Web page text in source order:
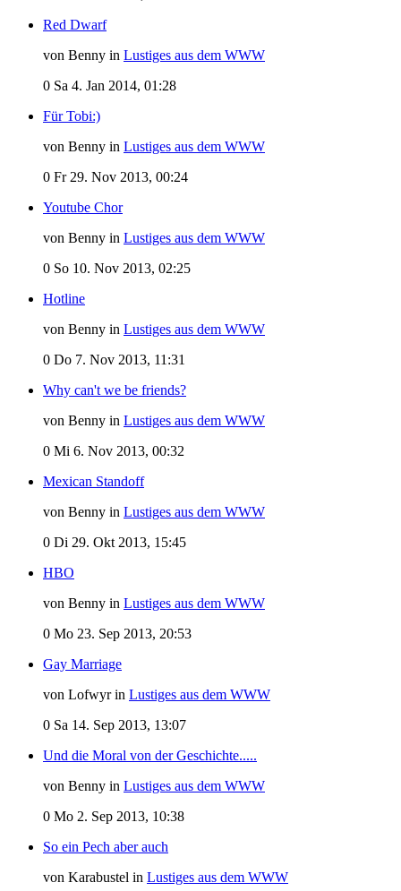
Red Dwarf
von Benny in Lustiges aus dem WWW
0 Sa 4. Jan 2014, 01:28
Für Tobi:)
von Benny in Lustiges aus dem WWW
0 Fr 29. Nov 2013, 00:24
Youtube Chor
von Benny in Lustiges aus dem WWW
0 So 10. Nov 2013, 02:25
Hotline
von Benny in Lustiges aus dem WWW
0 Do 7. Nov 2013, 11:31
Why can't we be friends?
von Benny in Lustiges aus dem WWW
0 Mi 6. Nov 2013, 00:32
Mexican Standoff
von Benny in Lustiges aus dem WWW
0 Di 29. Okt 2013, 15:45
HBO
von Benny in Lustiges aus dem WWW
0 Mo 23. Sep 2013, 20:53
Gay Marriage
von Lofwyr in Lustiges aus dem WWW
0 Sa 14. Sep 2013, 13:07
Und die Moral von der Geschichte.....
von Benny in Lustiges aus dem WWW
0 Mo 2. Sep 2013, 10:38
So ein Pech aber auch
von Karabustel in Lustiges aus dem WWW